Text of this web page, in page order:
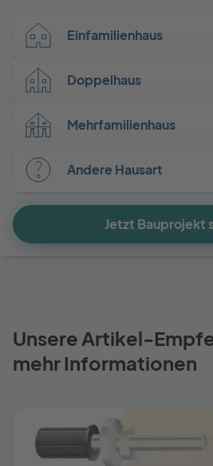
Einfamilienhaus
Doppelhaus
Mehrfamilienhaus
Andere Hausart
Jetzt Bauprojekt
Unsere Artikel-
mehr Informationen